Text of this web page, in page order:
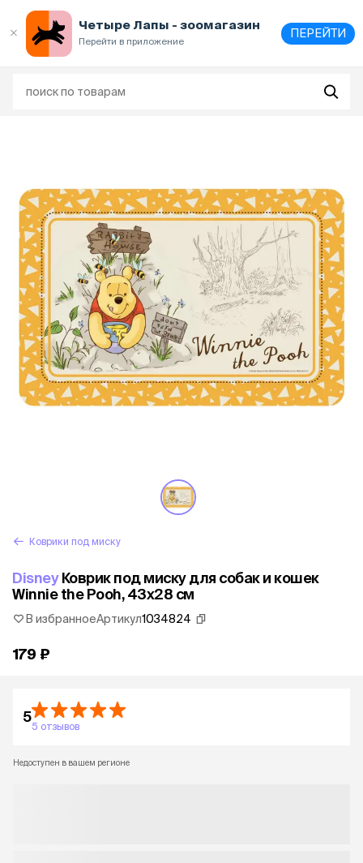
Четыре Лапы - зоомагазин
Перейти в приложение
ПЕРЕЙТИ
Коврики под миску
DisneyКоврик под миску для собак и кошек
Winnie the Pooh, 43x28 см
В избранноеАртикул1034824
179 ₽
5
5 отзывов
Недоступен в вашем регионе